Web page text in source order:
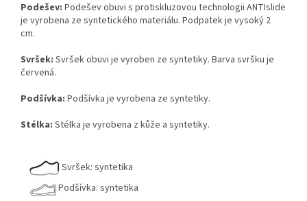
Podešev: Podešev obuvi s protiskluzovou technologii ANTIslide
je vyrobena ze syntetického materiálu. Podpatek je vysoký 2
cm.
Svršek: Svršek obuvi je vyroben ze syntetiky. Barva svršku je
červená.
Podšívka: Podšívka je vyrobena ze syntetiky.
Stélka: Stélka je vyrobena z kůže a syntetiky.
Svršek: syntetika
Podšívka: syntetika